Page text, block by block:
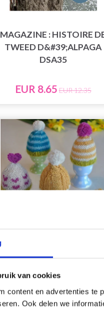
van cookies
content en advertenties te
Ook delen we
MAGAZINE : HISTOIRE
TWEED D&#39;ALPAGA
DSA35
EUR 8.65 EUR 12.35
137 OEUFS DE PÂQUES